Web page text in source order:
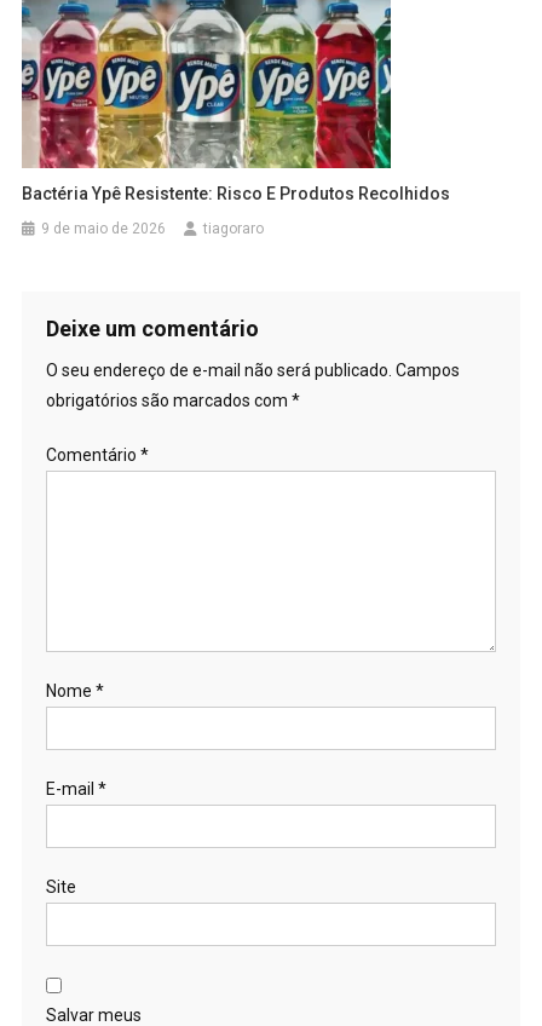
Bactéria Ypê Resistente: Risco E Produtos Recolhidos
9 de maio de 2026 tiagoraro
Deixe um comentário
O seu endereço de e-mail não será publicado. Campos
obrigatórios são marcados com *
Comentário *
Nome *
E-mail *
Site
Salvar meus